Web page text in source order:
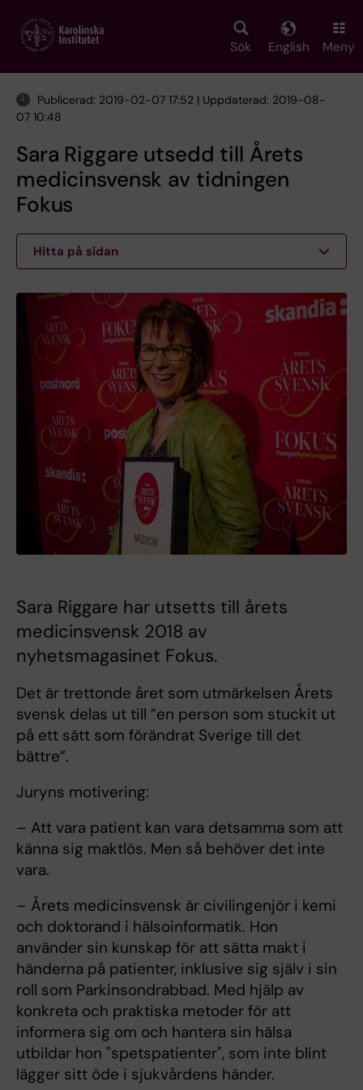
main
Sök English Meny
Publicerad: 2019-02-07 17:52 | Uppdaterad: 2019-08-
07 10:48
Sara Riggare utsedd till Årets
medicinsvensk av tidningen
Fokus
Hitta på sidan
Sara Riggare har utsetts till årets
medicinsvensk 2018 av
nyhetsmagasinet Fokus.
Det är trettonde året som utmärkelsen Årets
svensk delas ut till ”en person som stuckit ut
på ett sätt som förändrat Sverige till det
bättre”.
Juryns motivering:
– Att vara patient kan vara detsamma som att
känna sig maktlös. Men så behöver det inte
vara.
– Årets medicinsvensk är civilingenjör i kemi
och doktorand i hälsoinformatik. Hon
använder sin kunskap för att sätta makt i
händerna på patienter, inklusive sig själv i sin
roll som Parkinsondrabbad. Med hjälp av
konkreta och praktiska metoder för att
informera sig om och hantera sin hälsa
utbildar hon "spetspatienter", som inte blint
lägger sitt öde i sjukvårdens händer.